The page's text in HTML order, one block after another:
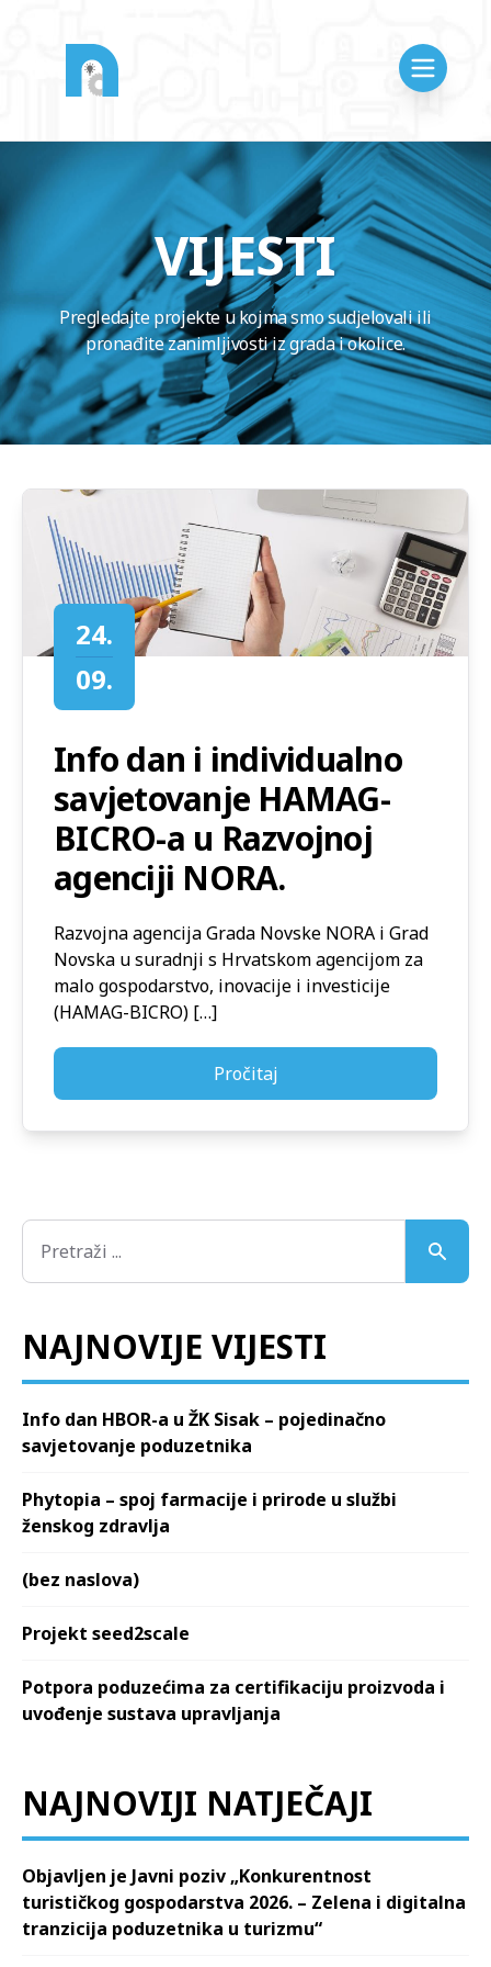
VIJESTI
Pregledajte projekte u kojma smo sudjelovali ili
pronađite zanimljivosti iz grada i okolice.
24.
09.
Info dan i individualno
savjetovanje HAMAG-
BICRO-a u Razvojnoj
agenciji NORA.
Razvojna agencija Grada Novske NORA i Grad
Novska u suradnji s Hrvatskom agencijom za
malo gospodarstvo, inovacije i investicije
(HAMAG-BICRO) […]
Pročitaj
NAJNOVIJE VIJESTI
Info dan HBOR-a u ŽK Sisak – pojedinačno
savjetovanje poduzetnika
Phytopia – spoj farmacije i prirode u službi
ženskog zdravlja
(bez naslova)
Projekt seed2scale
Potpora poduzećima za certifikaciju proizvoda i
uvođenje sustava upravljanja
NAJNOVIJI NATJEČAJI
Objavljen je Javni poziv „Konkurentnost
turističkog gospodarstva 2026. – Zelena i digitalna
tranzicija poduzetnika u turizmu“